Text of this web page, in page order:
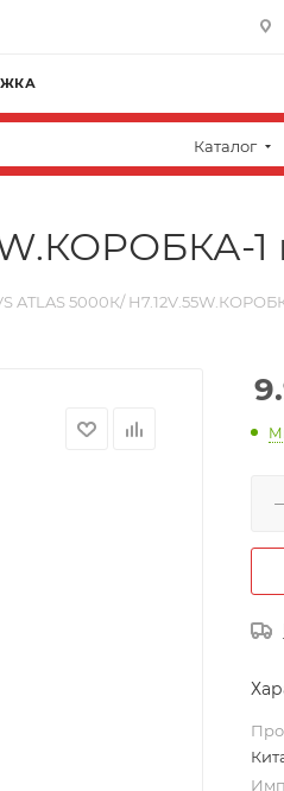
Каталог
1
ATLAS 5000К/